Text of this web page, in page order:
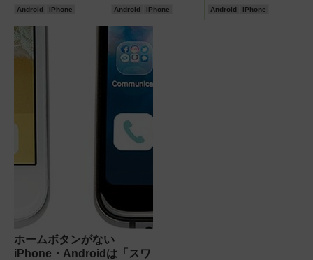
Wi-Fiのセキュリ
プリがおすすめ
Android iPhone Android iPhone Android iPhone
ホームボタンがない
iPhone・Androidは「スワ